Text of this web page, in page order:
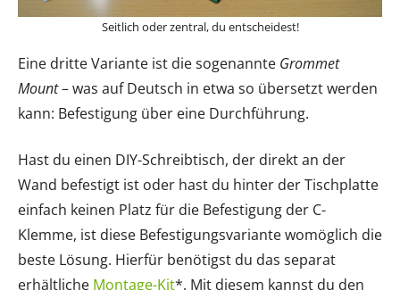
Seitlich oder zentral, du entscheidest!
Eine dritte Variante ist die sogenannte Grommet
Mount– was auf Deutsch in etwa so übersetzt werden
kann: Befestigung über eine Durchführung.
Hast du einen DIY-Schreibtisch, der direkt an der
Wand befestigt ist oder hast du hinter der Tischplatte
einfach keinen Platz für die Befestigung der C-
Klemme, ist diese Befestigungsvariante womöglich die
beste Lösung. Hierfür benötigst du das separat
erhältliche Montage-Kit*. Mit diesem kannst du den